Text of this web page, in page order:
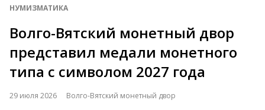
НУМИЗМАТИКА
Волго-Вятский монетный двор
представил медали монетного
типа с символом 2027 года
29 июля 2026 Волго-Вятский монетный двор